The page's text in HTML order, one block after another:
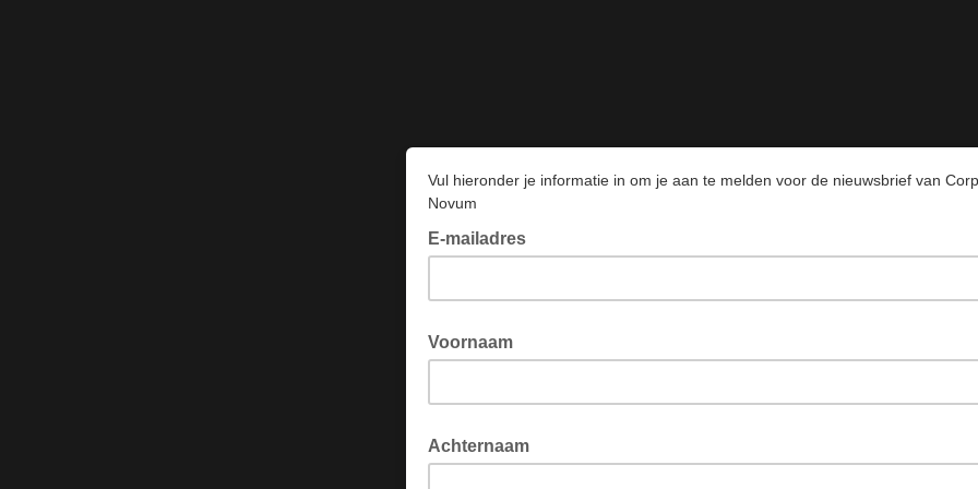
Vul hieronder je informatie in om je aan te melden voor de nieuwsbrief van
Novum
E-mailadres
Voornaam
Achternaam